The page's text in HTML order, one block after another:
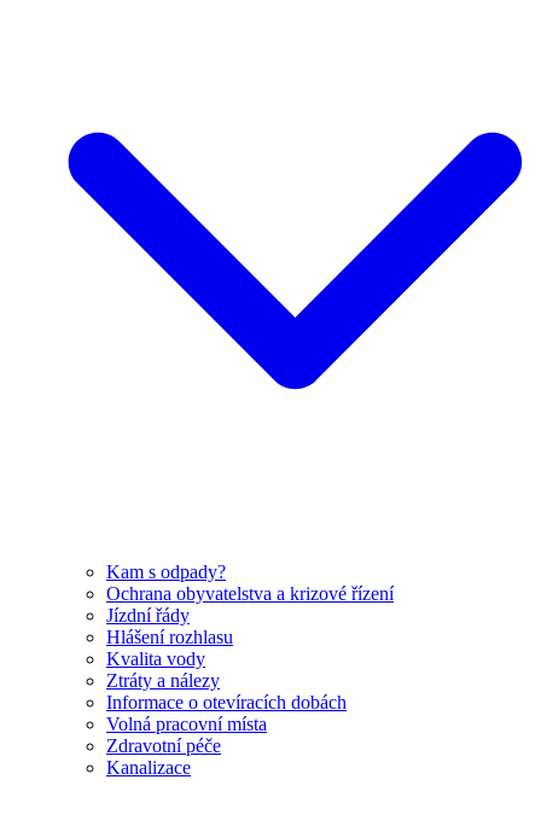
Kam s odpady?
Ochrana obyvatelstva a krizové řízení
Jízdní řády
Hlášení rozhlasu
Kvalita vody
Ztráty a nálezy
Informace o otevíracích dobách
Volná pracovní místa
Zdravotní péče
Kanalizace